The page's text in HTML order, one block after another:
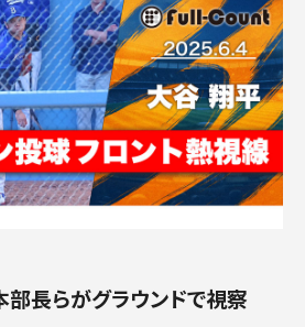
日本
ロ
オリ
部長らがグラウンドで視察